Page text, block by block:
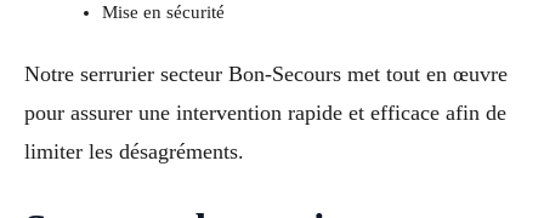
Mise en sécurité
Notre serrurier secteur Bon-Secours met tout en œuvre
pour assurer une intervention rapide et efficace afin de
limiter les désagréments.